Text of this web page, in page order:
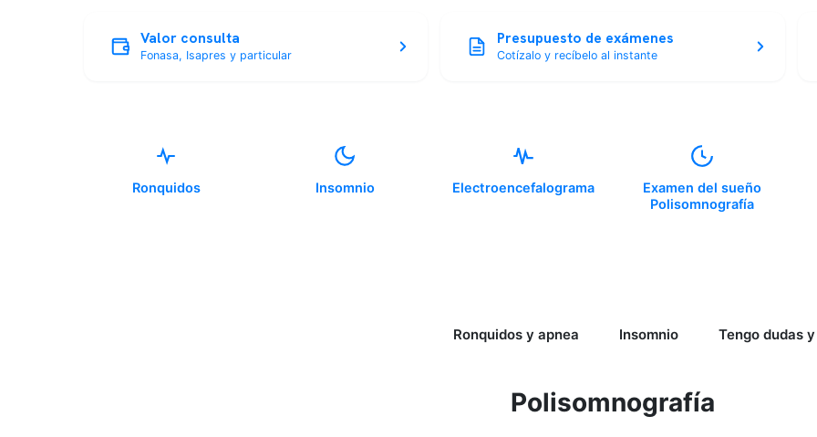
Valor consulta
Fonasa, Isapres y particular
Presupuesto de exámenes
Cotízalo y recíbelo al instante
Ronquidos Insomnio Electroencefalograma
Examen del sueño
Polisomnografía
Ronquidos y apnea Insomnio Tengo dudas
Polisomnografía